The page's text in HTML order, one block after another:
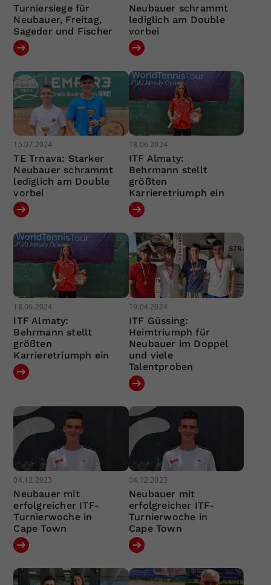
Turniersiege für
Neubauer, Freitag,
Sageder und Fischer
Neubauer schrammt
lediglich am Double
vorbei
15.07.2024
TE Trnava: Starker
Neubauer schrammt
lediglich am Double
vorbei
18.06.2024
ITF Almaty:
Behrmann stellt
größten
Karrieretriumph ein
18.06.2024
ITF Almaty:
Behrmann stellt
größten
Karrieretriumph ein
19.04.2024
ITF Güssing:
Heimtriumph für
Neubauer im Doppel
und viele
Talentproben
04.12.2023
Neubauer mit
erfolgreicher ITF-
Turnierwoche in
Cape Town
04.12.2023
Neubauer mit
erfolgreicher ITF-
Turnierwoche in
Cape Town